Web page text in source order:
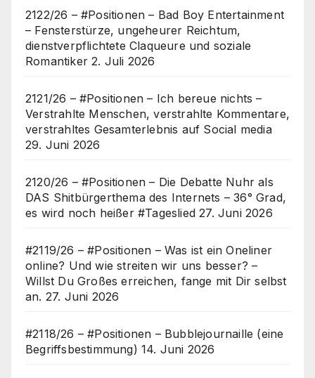
2122/26 – #Positionen – Bad Boy Entertainment
– Fensterstürze, ungeheurer Reichtum,
dienstverpflichtete Claqueure und soziale
Romantiker 2. Juli 2026
2121/26 – #Positionen – Ich bereue nichts –
Verstrahlte Menschen, verstrahlte Kommentare,
verstrahltes Gesamterlebnis auf Social media
29. Juni 2026
2120/26 – #Positionen – Die Debatte Nuhr als
DAS Shitbürgerthema des Internets – 36° Grad,
es wird noch heißer #Tageslied 27. Juni 2026
#2119/26 – #Positionen – Was ist ein Oneliner
online? Und wie streiten wir uns besser? –
Willst Du Großes erreichen, fange mit Dir selbst
an. 27. Juni 2026
#2118/26 – #Positionen – Bubblejournaille (eine
Begriffsbestimmung) 14. Juni 2026